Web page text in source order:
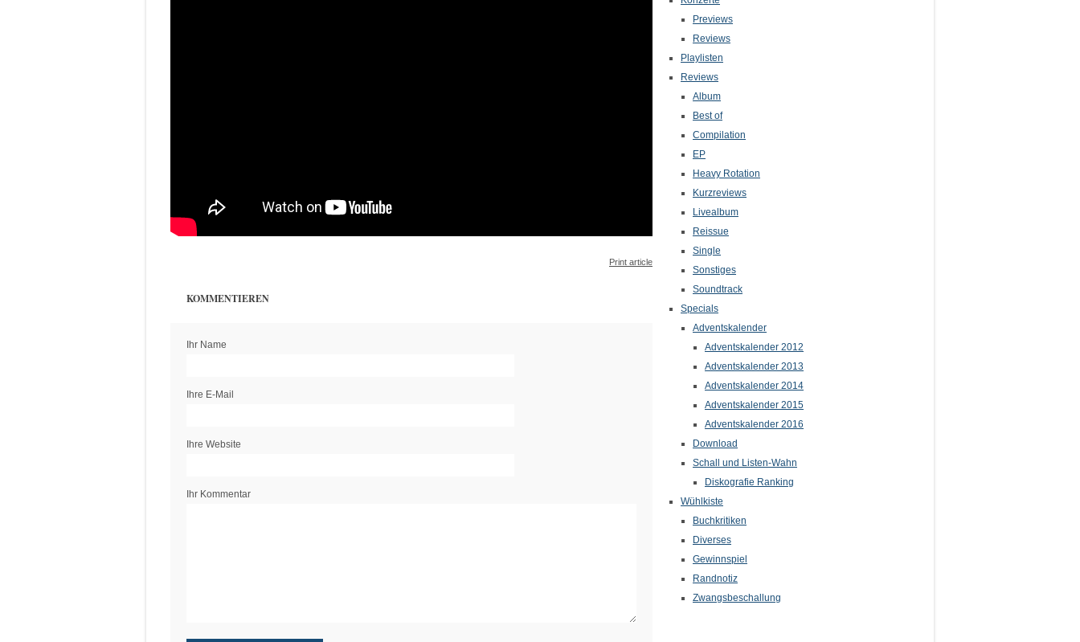
Print article
KOMMENTIEREN
Ihr Name
Ihre E-Mail
Ihre Website
Ihr Kommentar
Previews
Reviews
Playlisten
Reviews
Album
Best of
Compilation
EP
Heavy Rotation
Kurzreviews
Livealbum
Reissue
Single
Sonstiges
Soundtrack
Specials
Adventskalender
Adventskalender 2012
Adventskalender 2013
Adventskalender 2014
Adventskalender 2015
Adventskalender 2016
Download
Schall und Listen-Wahn
Diskografie Ranking
Wühlkiste
Buchkritiken
Diverses
Gewinnspiel
Randnotiz
Zwangsbeschallung